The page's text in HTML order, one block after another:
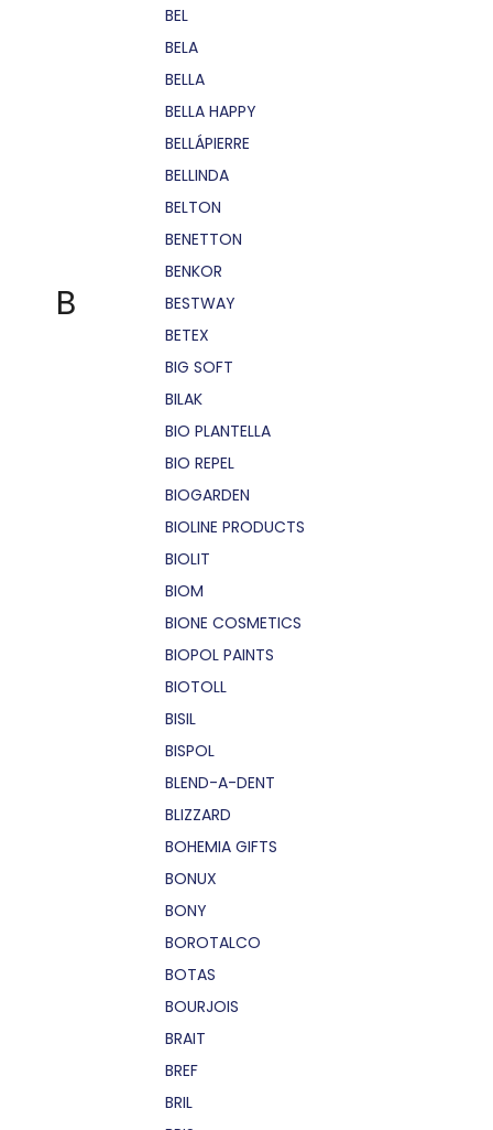
B
BEL
BELA
BELLA
BELLA HAPPY
BELLÁPIERRE
BELLINDA
BELTON
BENETTON
BENKOR
BESTWAY
BETEX
BIG SOFT
BILAK
BIO PLANTELLA
BIO REPEL
BIOGARDEN
BIOLINE PRODUCTS
BIOLIT
BIOM
BIONE COSMETICS
BIOPOL PAINTS
BIOTOLL
BISIL
BISPOL
BLEND-A-DENT
BLIZZARD
BOHEMIA GIFTS
BONUX
BONY
BOROTALCO
BOTAS
BOURJOIS
BRAIT
BREF
BRIL